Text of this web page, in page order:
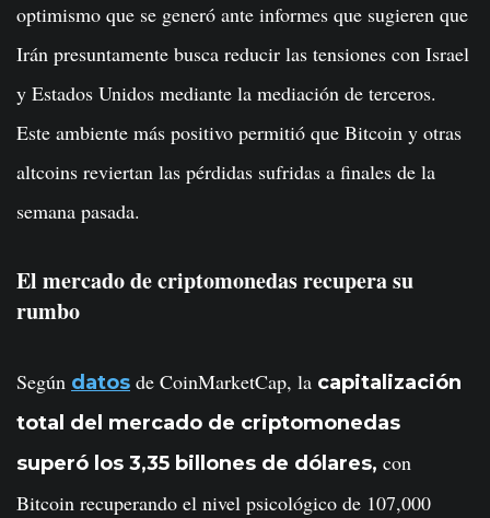
optimismo que se generó ante informes que sugieren que
Irán presuntamente busca reducir las tensiones con Israel
y Estados Unidos mediante la mediación de terceros.
Este ambiente más positivo permitió que Bitcoin y otras
altcoins reviertan las pérdidas sufridas a finales de la
semana pasada.
El mercado de criptomonedas recupera su
rumbo
Según datos de CoinMarketCap, la capitalización
total del mercado de criptomonedas
superó los 3,35 billones de dólares, con
Bitcoin recuperando el nivel psicológico de 107,000